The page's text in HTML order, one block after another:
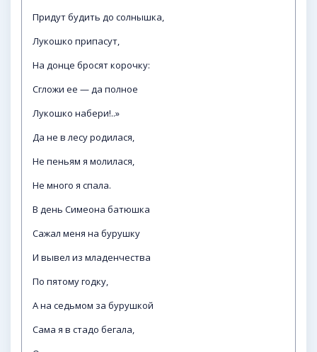
Придут будить до солнышка,
Лукошко припасут,
На донце бросят корочку:
Сгложи ее — да полное
Лукошко набери!..»
Да не в лесу родилася,
Не пеньям я молилася,
Не много я спала.
В день Симеона батюшка
Сажал меня на бурушку
И вывел из младенчества
По пятому годку,
А на седьмом за бурушкой
Сама я в стадо бегала,